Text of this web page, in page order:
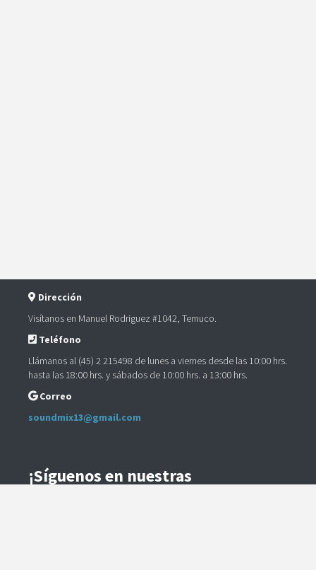
Dirección
Visítanos en Manuel Rodriguez #1042, Temuco.
Teléfono
Llámanos al (45) 2 215498 de lunes a viernes desde las 10:00 hrs.
hasta las 18:00 hrs. y sábados de 10:00 hrs. a 13:00 hrs.
Correo
soundmix13@gmail.com
¡Síguenos en nuestras